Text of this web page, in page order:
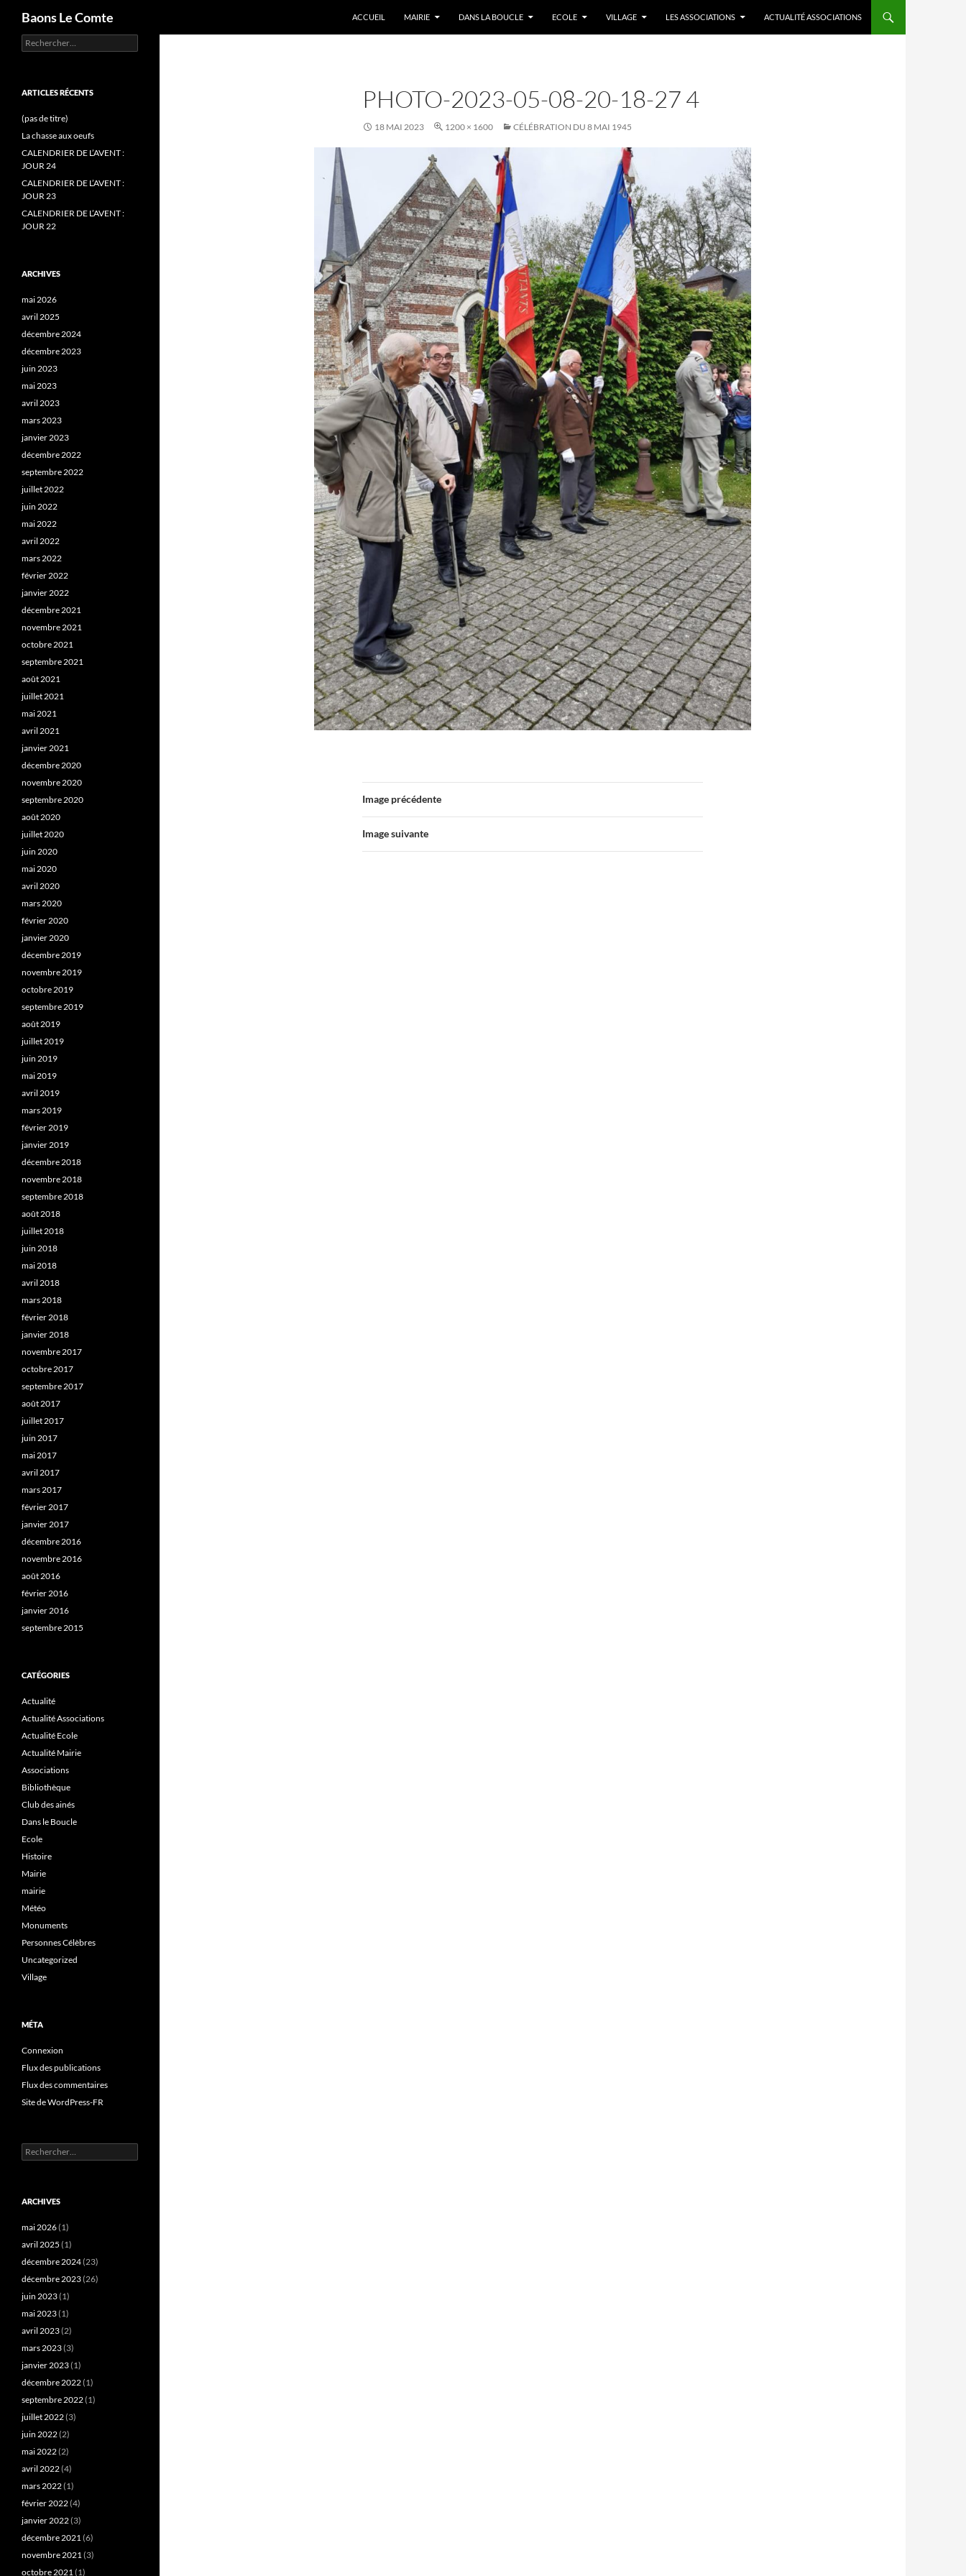
Baons Le Comte ACCUEIL MAIRIE DANS LA BOUCLE ECOLE VILLAGE LES ASSOCIATIONS ACTUALITÉ ASSOCIATIONS
PHOTO-2023-05-08-20-18-27 4
18 MAI 2023 1200 × 1600 CÉLÉBRATION DU 8 MAI 1945
Image précédente
Image suivante
Rechercher :
ARTICLES RÉCENTS
(pas de titre)
La chasse aux oeufs
CALENDRIER DE L’AVENT :
JOUR 24
CALENDRIER DE L’AVENT :
JOUR 23
CALENDRIER DE L’AVENT :
JOUR 22
ARCHIVES
mai 2026
avril 2025
décembre 2024
décembre 2023
juin 2023
mai 2023
avril 2023
mars 2023
janvier 2023
décembre 2022
septembre 2022
juillet 2022
juin 2022
mai 2022
avril 2022
mars 2022
février 2022
janvier 2022
décembre 2021
novembre 2021
octobre 2021
septembre 2021
août 2021
juillet 2021
mai 2021
avril 2021
janvier 2021
décembre 2020
novembre 2020
septembre 2020
août 2020
juillet 2020
juin 2020
mai 2020
avril 2020
mars 2020
février 2020
janvier 2020
décembre 2019
novembre 2019
octobre 2019
septembre 2019
août 2019
juillet 2019
juin 2019
mai 2019
avril 2019
mars 2019
février 2019
janvier 2019
décembre 2018
novembre 2018
septembre 2018
août 2018
juillet 2018
juin 2018
mai 2018
avril 2018
mars 2018
février 2018
janvier 2018
novembre 2017
octobre 2017
septembre 2017
août 2017
juillet 2017
juin 2017
mai 2017
avril 2017
mars 2017
février 2017
janvier 2017
décembre 2016
novembre 2016
août 2016
février 2016
janvier 2016
septembre 2015
CATÉGORIES
Actualité
Actualité Associations
Actualité Ecole
Actualité Mairie
Associations
Bibliothèque
Club des ainés
Dans le Boucle
Ecole
Histoire
Mairie
mairie
Météo
Monuments
Personnes Célèbres
Uncategorized
Village
MÉTA
Connexion
Flux des publications
Flux des commentaires
Site de WordPress-FR
Rechercher :
ARCHIVES
mai 2026(1)
avril 2025 (1)
décembre 2024(23)
décembre 2023(26)
juin 2023(1)
mai 2023(1)
avril 2023(2)
mars 2023(3)
janvier 2023(1)
décembre 2022(1)
septembre 2022(1)
juillet 2022(3)
juin 2022(2)
mai 2022(2)
avril 2022(4)
mars 2022(1)
février 2022(4)
janvier 2022(3)
décembre 2021(6)
novembre 2021(3)
octobre 2021(1)